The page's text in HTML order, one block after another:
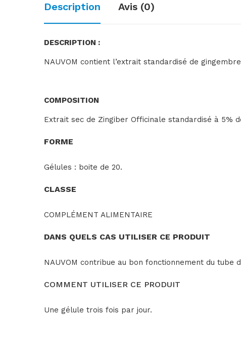
Description Avis (0)
DESCRIPTION :
NAUVOM contient l’extrait standardisé de
COMPOSITION
Extrait sec de Zingiber Officinale standardisé à 5%
FORME
Gélules : boite de 20.
CLASSE
COMPLÉMENT ALIMENTAIRE
DANS QUELS CAS UTILISER CE PRODUIT
NAUVOM contribue au bon fonctionnement du tube
COMMENT UTILISER CE PRODUIT
Une gélule trois fois par jour.